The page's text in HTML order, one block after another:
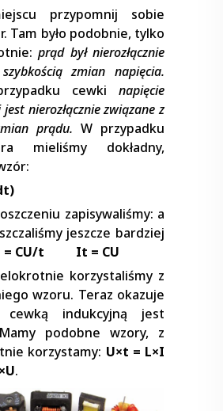
przypomnij sobie
Tam było podobnie, tylko
prąd był nierozłącznie
zmian napięcia.
cewki napięcie
nierozłącznie związane z
prądu. W przypadku
mieliśmy dokładny,
zapisywaliśmy: a
jeszcze bardziej
= CU/t
It = CU
korzystaliśmy z
wzoru. Teraz okazuje
indukcyjną jest
podobne wzory, z
korzystamy: U×t = L×I
×U.